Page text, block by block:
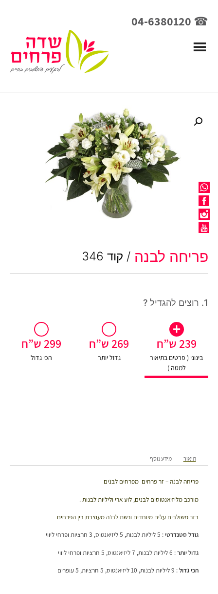
☎ 04-6380120
פריחה לבנה / קוד 346
1. רוצים להגדיל ?
+
239 ש”ח
בינוני ( פרטים בתיאור
למטה )
+
269 ש”ח
גדול יותר
+
299 ש”ח
הכי גדול
תיאור מידע נוסף
פריחה לבנה – זר פרחים מפרחים לבנים
מורכב מליזיאנטוסים לבנים, לוע ארי וליליות לבנות .
בזר משולבים עלים מיוחדים ורשת לבנה מעוצבת בין הפרחים
גודל סטנדרטי: 5 ליליות לבנות, 5 ליזיאנטוס, 3 חרציות ופרחי ליווי
גדול יותר: 6 ליליות לבנות, 7 ליזיאנטוס, 5 חרציות ופרחי ליווי
הכי גדול: 9 ליליות לבנות, 10 ליזיאנטוס, 5 חרציות, 5 עופרים